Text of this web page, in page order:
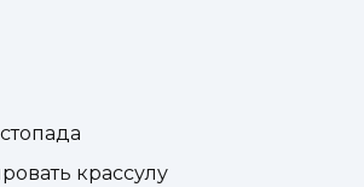
крассулу